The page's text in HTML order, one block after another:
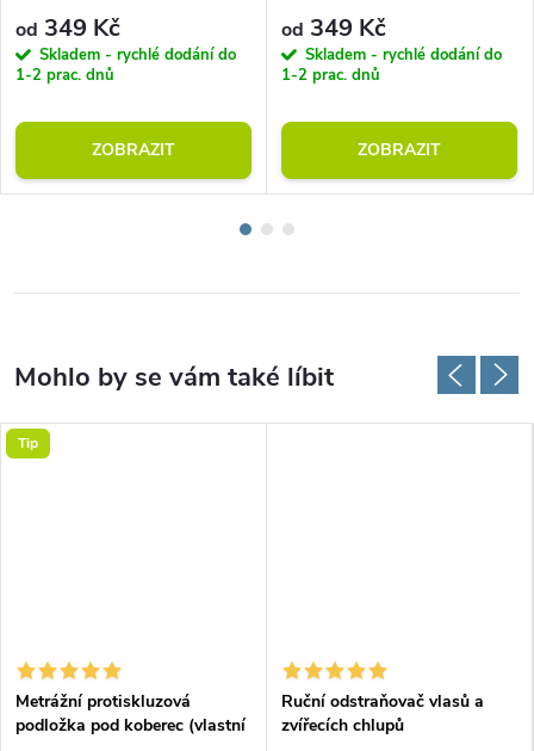
od 349 Kč
Skladem - rychlé dodání do
1-2 prac. dnů
ZOBRAZIT
od 349 Kč
Skladem - rychlé dodání do
1-2 prac. dnů
ZOBRAZIT
Tip
Metrážní protiskluzová
podložka pod koberec (vlastní
Ruční odstraňovač vlasů a
zvířecích chlupů